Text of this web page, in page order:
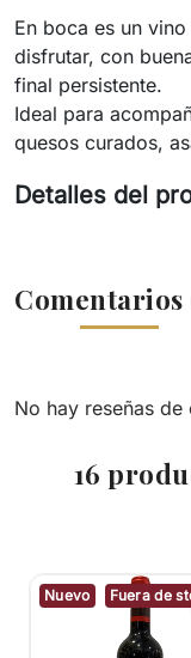
En boca es un
disfrutar, con
final persistente.
Ideal para
quesos curados,
Detalles del
Comentarios
No hay reseñas
16
Nuevo Fuera de